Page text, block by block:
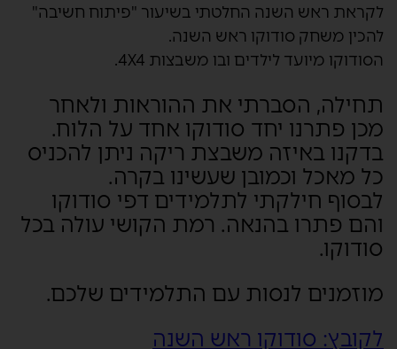
לקראת ראש השנה החלטתי בשיעור "פיתוח חשיבה"
להכין משחק סודוקו ראש השנה.
הסודוקו מיועד לילדים ובו משבצות 4X4.
תחילה, הסברתי את ההוראות ולאחר
מכן פתרנו יחד סודוקו אחד על הלוח.
בדקנו באיזה משבצת ריקה ניתן להכניס
כל מאכל וכמובן שעשינו בקרה.
לבסוף חילקתי לתלמידים דפי סודוקו
והם פתרו בהנאה. רמת הקושי עולה בכל
סודוקו.
מוזמנים לנסות עם התלמידים שלכם.
לקובץ: סודוקו ראש השנה